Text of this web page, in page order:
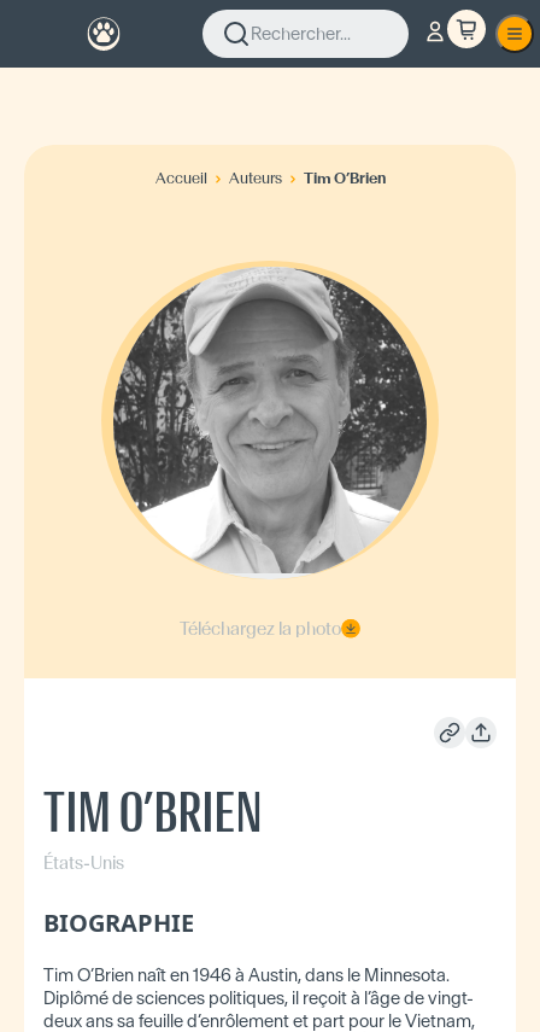
Rechercher...
Accueil Auteurs Tim O’Brien
Téléchargez la photo
TIM O’BRIEN
États-Unis
BIOGRAPHIE
Tim O’Brien naît en 1946 à Austin, dans le Minnesota.
Diplômé de sciences politiques, il reçoit à l’âge de vingt-
deux ans sa feuille d’enrôlement et part pour le Vietnam,